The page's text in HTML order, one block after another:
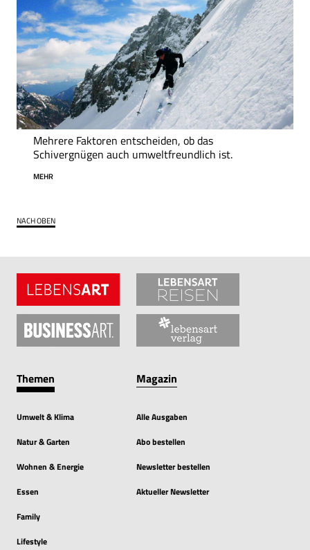
Mehrere Faktoren entscheiden, ob das
Schivergnügen auch umweltfreundlich ist.
MEHR
NACH OBEN
Themen
Umwelt & Klima
Natur & Garten
Wohnen & Energie
Essen
Family
Lifestyle
Magazin
Alle Ausgaben
Abo bestellen
Newsletter bestellen
Aktueller Newsletter